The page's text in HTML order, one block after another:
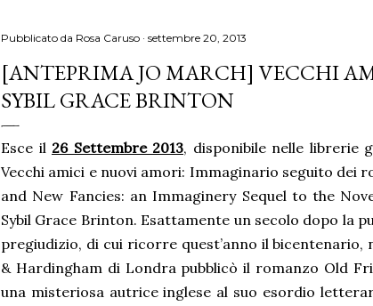
Pubblicato da Rosa Caruso settembre 20, 2013
[ANTEPRIMA JO MARCH] VECCHI
SYBIL GRACE BRINTON
Esce il 26 Settembre 2013, disponibile nelle librerie
Vecchi amici e nuovi amori: Immaginario seguito dei
and New Fancies: an Immaginery Sequel to the
Sybil Grace Brinton. Esattamente un secolo dopo la
pregiudizio, di cui ricorre quest’anno il bicentenario,
& Hardingham di Londra pubblicò il romanzo Old
una misteriosa autrice inglese al suo esordio